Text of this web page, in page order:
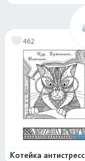
462
Котейка антистресс